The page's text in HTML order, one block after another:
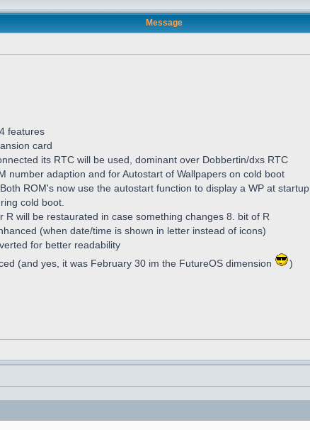
Message
features
card
its RTC will be used, dominant over Dobbertin/dxs RTC
number adaption and for Autostart of Wallpapers on cold boot
ROM's now use the autostart function to display a WP at startup
cold boot.
will be restaurated in case something changes 8. bit of R
(when date/time is shown in letter instead of icons)
for better readability
(and yes, it was February 30 im the FutureOS dimension
)